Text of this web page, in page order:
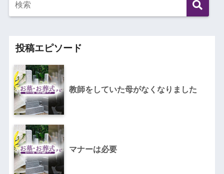
投稿エピソード
教師をしていた母がなくなりました
マナーは必要